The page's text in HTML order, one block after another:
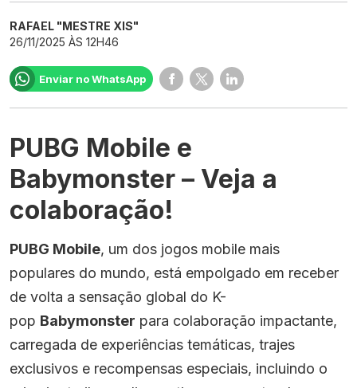
RAFAEL "MESTRE XIS"
26/11/2025 ÀS 12H46
Enviar no WhatsApp
PUBG Mobile e
Babymonster – Veja a
colaboração!
PUBG Mobile, um dos jogos mobile mais
populares do mundo, está empolgado em receber
de volta a sensação global do K-
pop Babymonster para colaboração impactante,
carregada de experiências temáticas, trajes
exclusivos e recompensas especiais, incluindo o